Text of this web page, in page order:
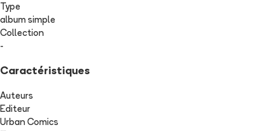
Type
album simple
Collection
-
Caractéristiques
Auteurs
Editeur
Urban Comics